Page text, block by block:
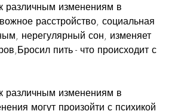
различным изменениям в
расстройство, социальная
нерегулярный сон, изменяет
пить - что происходит с
различным изменениям в
могут произойти с психикой